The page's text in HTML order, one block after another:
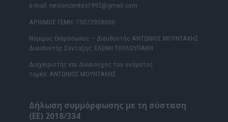
e-mail: neoiorizontes1992@gmail.com
ΑΡΙΘΜΟΣ ΓΕΜΗ: 75072958000
Νόμιμος Εκπρόσωπος – Διευθυντής ΑΝΤΩΝΙΟΣ ΜΟΥΝΤΑΚΗΣ
Διευθυντής Σύνταξης: ΕΛΕΝΗ ΤΟΥΛΟΥΠΑΚΗ
Διαχειριστής και Δικαιούχος του ονόματος
τομέα: ΑΝΤΩΝΙΟΣ ΜΟΥΝΤΑΚΗΣ
Δήλωση συμμόρφωσης με τη σύσταση
(ΕΕ) 2018/334